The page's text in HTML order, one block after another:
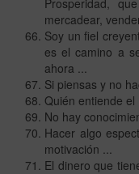
mercadear,
Soy un fiel
es el camino a
ahora ...
Si piensas y no
Quién entiende el
No hay
Hacer algo
motivación ...
El dinero que